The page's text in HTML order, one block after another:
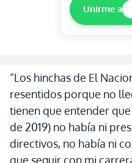
Unirme a
“Los hinchas de El
resentidos porque no
tienen que entender
de 2019) no había ni
directivos, no había ni
que seguir con mi